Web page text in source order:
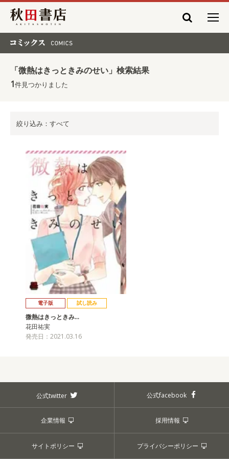
秋田書店
「微熱はきっときみのせい」検索結果
1件見つかりました
絞り込み：すべて
電子版 試し読み
微熱はきっときみ…
花田祐実
発売日：2021.03.16
公式twitter 公式facebook
企業情報 採用情報
サイトポリシー プライバシーポリシー